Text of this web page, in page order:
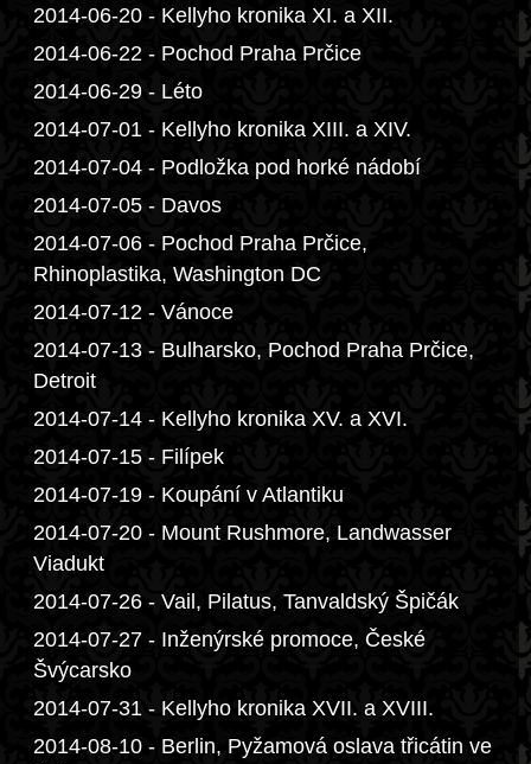
2014-06-20 - Kellyho kronika XI. a XII.
2014-06-22 - Pochod Praha Prčice
2014-06-29 - Léto
2014-07-01 - Kellyho kronika XIII. a XIV.
2014-07-04 - Podložka pod horké nádobí
2014-07-05 - Davos
2014-07-06 - Pochod Praha Prčice,
Rhinoplastika, Washington DC
2014-07-12 - Vánoce
2014-07-13 - Bulharsko, Pochod Praha Prčice,
Detroit
2014-07-14 - Kellyho kronika XV. a XVI.
2014-07-15 - Filípek
2014-07-19 - Koupání v Atlantiku
2014-07-20 - Mount Rushmore, Landwasser
Viadukt
2014-07-26 - Vail, Pilatus, Tanvaldský Špičák
2014-07-27 - Inženýrské promoce, České
Švýcarsko
2014-07-31 - Kellyho kronika XVII. a XVIII.
2014-08-10 - Berlin, Pyžamová oslava třicátin ve